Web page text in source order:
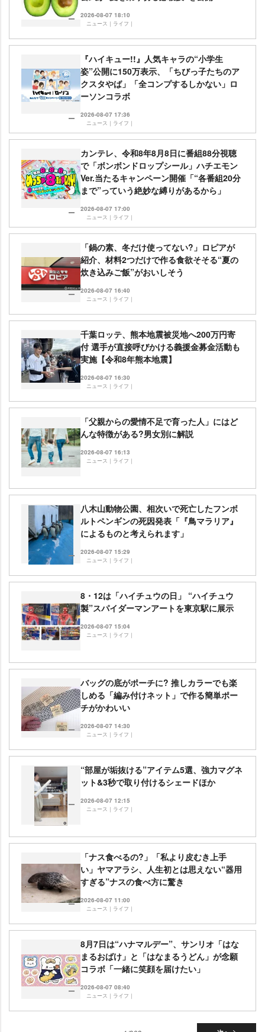
2026-08-07 18:10
ニュース｜ライフ｜
『ハイキュー!!』人気キャラの“小学生
姿”公開に150万表示、「ちびっ子たちのア
クスタやば」「全コンプするしかない」ロ
ーソンコラボ
2026-08-07 17:36
ニュース｜ライフ｜
カンテレ、令和8年8月8日に番組88分視聴
で「ボンボンドロップシール」ハチエモン
Ver.当たるキャンペーン開催「“各番組20分
まで”っていう絶妙な縛りがあるから」
2026-08-07 17:00
ニュース｜ライフ｜
「鍋の素、冬だけ使ってない?」ロピアが
紹介、材料2つだけで作る食欲そそる“夏の
炊き込みご飯”がおいしそう
2026-08-07 16:40
ニュース｜ライフ｜
千葉ロッテ、熊本地震被災地へ200万円寄
付 選手が直接呼びかける義援金募金活動も
実施【令和8年熊本地震】
2026-08-07 16:30
ニュース｜ライフ｜
「父親からの愛情不足で育った人」にはど
んな特徴がある?男女別に解説
2026-08-07 16:13
ニュース｜ライフ｜
八木山動物公園、相次いで死亡したフンボ
ルトペンギンの死因発表「『鳥マラリア』
によるものと考えられます」
2026-08-07 15:29
ニュース｜ライフ｜
8・12は「ハイチュウの日」 “ハイチュウ
製”スパイダーマンアートを東京駅に展示
2026-08-07 15:04
ニュース｜ライフ｜
バッグの底がポーチに? 推しカラーでも楽
しめる「編み付けネット」で作る簡単ポー
チがかわいい
2026-08-07 14:30
ニュース｜ライフ｜
“部屋が垢抜ける”アイテム5選、強力マグネ
ット&3秒で取り付けるシェードほか
2026-08-07 12:15
ニュース｜ライフ｜
「ナス食べるの?」「私より皮むき上手
い」ヤマアラシ、人生初とは思えない“器用
すぎる”ナスの食べ方に驚き
2026-08-07 11:00
ニュース｜ライフ｜
8月7日は“ハナマルデー”、サンリオ「はな
まるおばけ」と「はなまるうどん」が念願
コラボ「一緒に笑顔を届けたい」
2026-08-07 08:40
ニュース｜ライフ｜